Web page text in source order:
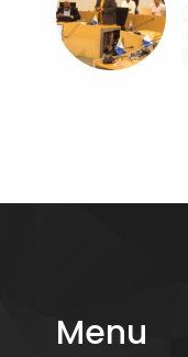
Menu